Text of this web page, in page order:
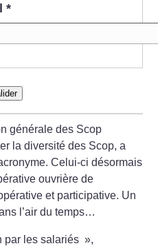
*
générale des Scop
la diversité des Scop, a
Celui-ci désormais
ouvrière de
et participative. Un
l’air du temps…
par les salariés »,